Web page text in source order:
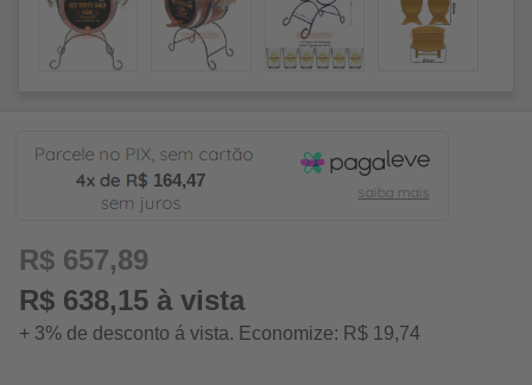
164,47
R$ 657,89
R$ 638,15 à vista
+ 3% de desconto á vista. Economize: R$ 19,74